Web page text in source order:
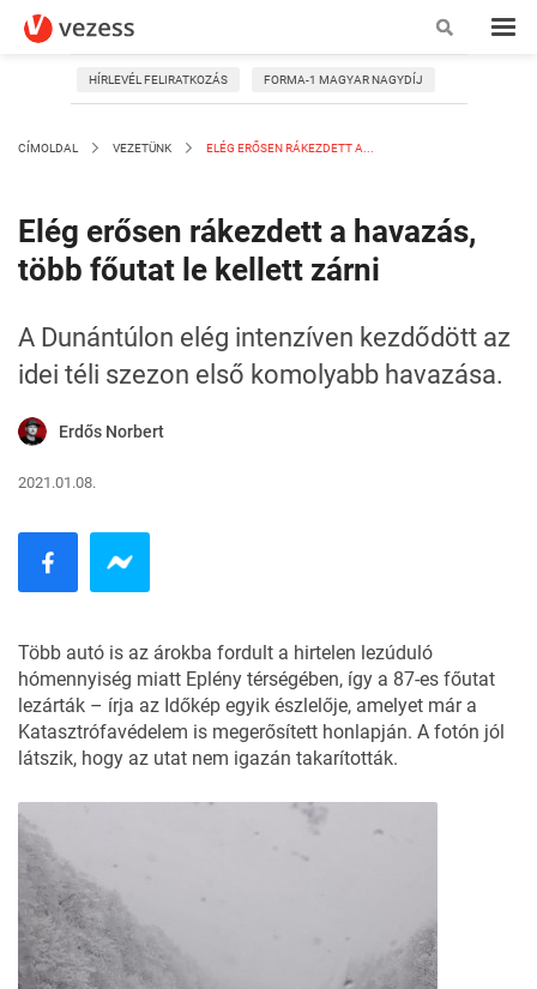
HÍRLEVÉL FELIRATKOZÁS FORMA-1 MAGYAR NAGYDÍJ
CÍMOLDAL VEZETÜNK ELÉG ERŐSEN RÁKEZDETT A...
Elég erősen rákezdett a havazás,
több főutat le kellett zárni
A Dunántúlon elég intenzíven kezdődött az
idei téli szezon első komolyabb havazása.
Erdős Norbert
2021.01.08.
Több autó is az árokba fordult a hirtelen lezúduló
hómennyiség miatt Eplény térségében, így a 87-es főutat
lezárták – írja az Időkép egyik észlelője, amelyet már a
Katasztrófavédelem is megerősített honlapján. A fotón jól
látszik, hogy az utat nem igazán takarították.